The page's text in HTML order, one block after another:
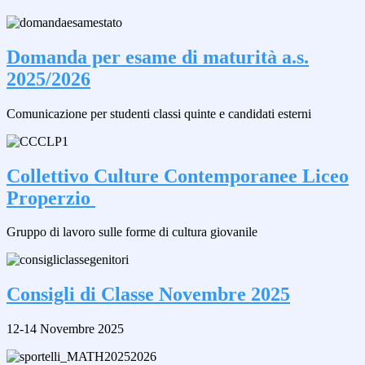
Domanda per esame di maturità a.s.
2025/2026
Comunicazione per studenti classi quinte e candidati esterni
Collettivo Culture Contemporanee Liceo
Properzio
Gruppo di lavoro sulle forme di cultura giovanile
Consigli di Classe Novembre 2025
12-14 Novembre 2025